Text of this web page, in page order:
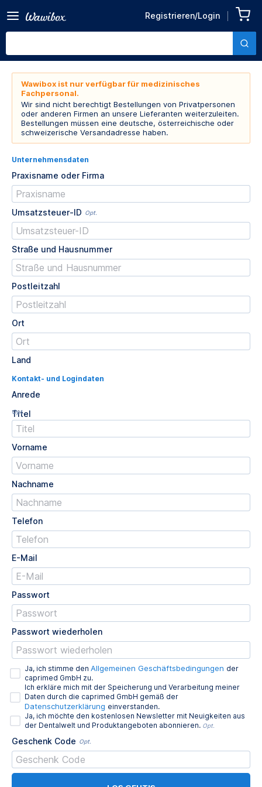
Registrieren/Login
Wawibox ist nur verfügbar für medizinisches
Fachpersonal.
Wir sind nicht berechtigt Bestellungen von Privatpersonen
oder anderen Firmen an unsere Lieferanten weiterzuleiten.
Bestellungen müssen eine deutsche, österreichische oder
schweizerische Versandadresse haben.
Unternehmensdaten
Praxisname oder Firma
Umsatzsteuer-ID Opt.
Straße und Hausnummer
Postleitzahl
Ort
Land
Kontakt- und Logindaten
Anrede
Titel
Opt.
Vorname
Nachname
Telefon
E-Mail
Passwort
Passwort wiederholen
Ja, ich stimme den Allgemeinen Geschäftsbedingungen der
caprimed GmbH zu.
Ich erkläre mich mit der Speicherung und Verarbeitung meiner
Daten durch die caprimed GmbH gemäß der
Datenschutzerklärung einverstanden.
Ja, ich möchte den kostenlosen Newsletter mit Neuigkeiten aus
der Dentalwelt und Produktangeboten abonnieren. Opt.
Geschenk Code Opt.